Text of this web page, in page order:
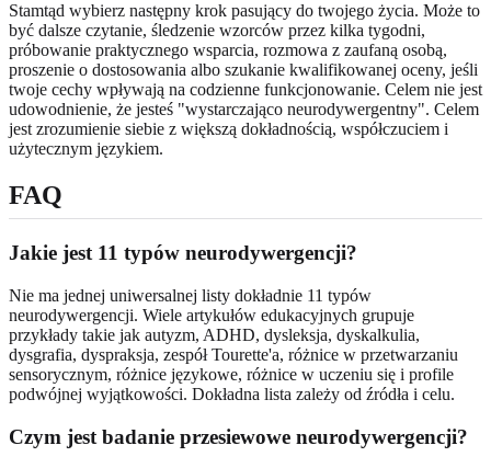
Stamtąd wybierz następny krok pasujący do twojego życia. Może to
być dalsze czytanie, śledzenie wzorców przez kilka tygodni,
próbowanie praktycznego wsparcia, rozmowa z zaufaną osobą,
proszenie o dostosowania albo szukanie kwalifikowanej oceny, jeśli
twoje cechy wpływają na codzienne funkcjonowanie. Celem nie jest
udowodnienie, że jesteś "wystarczająco neurodywergentny". Celem
jest zrozumienie siebie z większą dokładnością, współczuciem i
użytecznym językiem.
FAQ
Jakie jest 11 typów neurodywergencji?
Nie ma jednej uniwersalnej listy dokładnie 11 typów
neurodywergencji. Wiele artykułów edukacyjnych grupuje
przykłady takie jak autyzm, ADHD, dysleksja, dyskalkulia,
dysgrafia, dyspraksja, zespół Tourette'a, różnice w przetwarzaniu
sensorycznym, różnice językowe, różnice w uczeniu się i profile
podwójnej wyjątkowości. Dokładna lista zależy od źródła i celu.
Czym jest badanie przesiewowe neurodywergencji?